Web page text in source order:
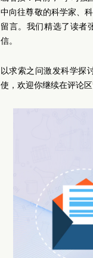
中向往尊敬的科学家、
留言。我们精选了读者
信。
以求索之问激发科学探
使，欢迎你继续在评论